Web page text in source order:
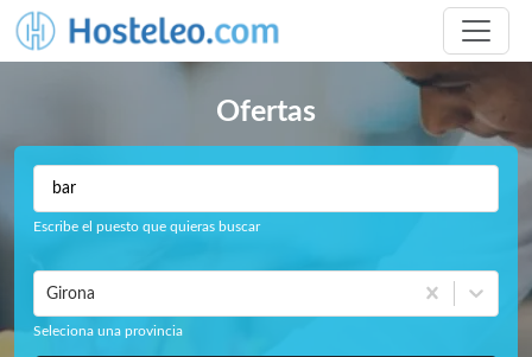
Ofertas
Escribe el puesto que quieras buscar
Girona
Seleciona una provincia